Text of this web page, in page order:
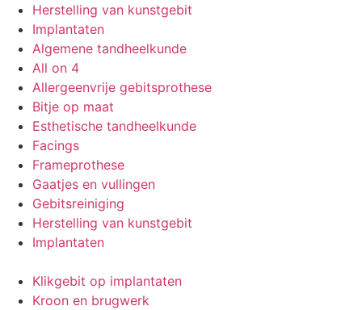
Herstelling van kunstgebit
Implantaten
Algemene tandheelkunde
All on 4
Allergeenvrije gebitsprothese
Bitje op maat
Esthetische tandheelkunde
Facings
Frameprothese
Gaatjes en vullingen
Gebitsreiniging
Herstelling van kunstgebit
Implantaten
Klikgebit op implantaten
Kroon en brugwerk